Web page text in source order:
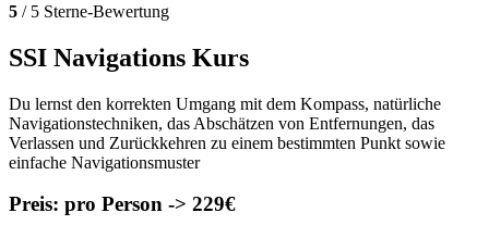
5 / 5 Sterne-Bewertung
SSI Navigations Kurs
Du lernst den korrekten Umgang mit dem Kompass, natürliche
Navigationstechniken, das Abschätzen von Entfernungen, das
Verlassen und Zurückkehren zu einem bestimmten Punkt sowie
einfache Navigationsmuster
Preis: pro Person -> 229€